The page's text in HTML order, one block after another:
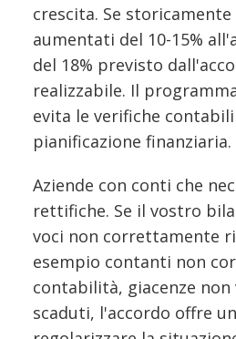
crescita. Se
aumentati del 10-15%
del 18% previsto
realizzabile. Il
evita le verifiche
pianificazione finanziaria.
Aziende con conti che
rettifiche. Se il vostro
voci non correttamente
esempio contanti non
contabilità, giacenze
scaduti, l'accordo offre